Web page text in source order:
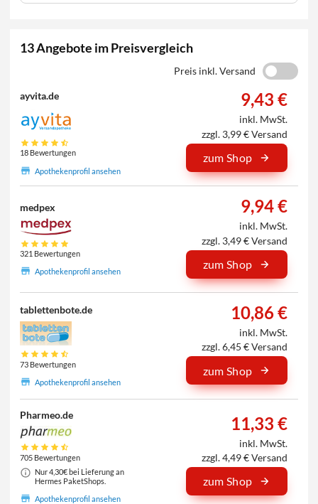
13 Angebote im Preisvergleich
Preis inkl. Versand
ayvita.de
18 Bewertungen
Apothekenprofil ansehen
9,43 €
inkl. MwSt.
zzgl. 3,99 € Versand
zum Shop
medpex
321 Bewertungen
Apothekenprofil ansehen
9,94 €
inkl. MwSt.
zzgl. 3,49 € Versand
zum Shop
tablettenbote.de
73 Bewertungen
Apothekenprofil ansehen
10,86 €
inkl. MwSt.
zzgl. 6,45 € Versand
zum Shop
Pharmeo.de
705 Bewertungen
Nur 4,30€ bei Lieferung an
Hermes PaketShops.
Apothekenprofil ansehen
11,33 €
inkl. MwSt.
zzgl. 4,49 € Versand
zum Shop